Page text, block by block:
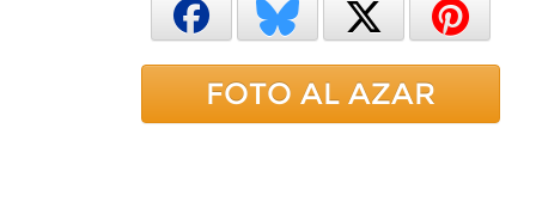
FOTO AL AZAR